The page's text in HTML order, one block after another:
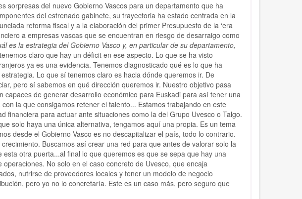
sorpresas del nuevo Gobierno Vascos para un departamento que ha
del estrenado gabinete, su trayectoria ha estado centrada en la
reforma fiscal y a la elaboración del primer Presupuesto de la ‘era
a empresas vascas que se encuentran en riesgo de desarraigo como
es la estrategia del Gobierno Vasco y, en particular de su departamento,
claro que hay un déficit en ese aspecto. Lo que se ha visto
ya es una evidencia. Tenemos diagnosticado qué es lo que ha
Lo que sí tenemos claro es hacia dónde queremos ir. De
pero sí sabemos en qué dirección queremos ir. Nuestro objetivo pasa
de generar desarrollo económico para Euskadi para así tener una
la que consigamos retener el talento... Estamos trabajando en este
financiera para actuar ante situaciones como la del Grupo Uvesco o Talgo.
solo haya una única alternativa, tengamos aquí una propia. Es un tema
desde el Gobierno Vasco es no descapitalizar el país, todo lo contrario.
Buscamos así crear una red para que antes de valorar solo la
otra puerta...al final lo que queremos es que se sepa que hay una
No solo en el caso concreto de Uvesco, que encaja
nutrirse de proveedores locales y tener un modelo de negocio
pero yo no lo concretaría. Este es un caso más, pero seguro que